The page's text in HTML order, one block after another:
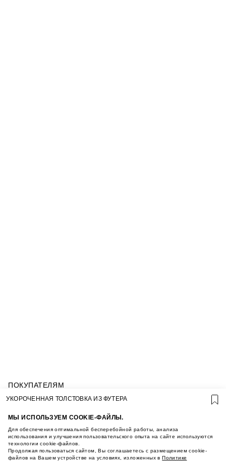
МЫ ИСПОЛЬЗУЕМ COOKIE-ФАЙЛЫ.
Для обеспечения оптимальной бесперебойной работы, анализа
использования и улучшения пользовательского опыта на сайте используются
технологии cookie-файлов.
Продолжая пользоваться сайтом, Вы соглашаетесь с размещением cookie-
файлов на Вашем устройстве на условиях, изложенных вПолитике
ПОКУПАТЕЛЯМ
УСЛОВИЯ ИСПОЛЬЗОВАНИЯ ПОДАРОЧНЫХ
ПОЛИТИКА КОНФИДЕНЦИАЛЬНОСТИ
УСЛОВИЯ ПОКУПКИ
О НАС
МАГАЗИНЫ
УКОРОЧЕННАЯ ТОЛСТОВКА ИЗ ФУТЕРА